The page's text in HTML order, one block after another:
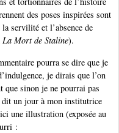
des poses inspirées sont
servilité et l’absence de
La Mort de Staline).
pourra se dire que je
je dirais que l’on
que sinon je ne pourrai pas
dit un jour à mon institutrice
une illustration (exposée au
: